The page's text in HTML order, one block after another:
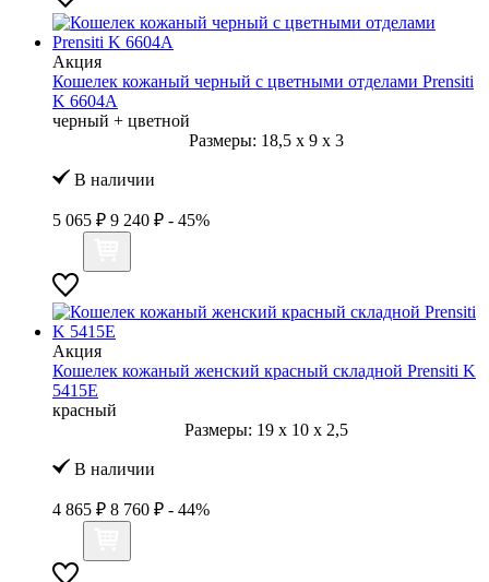
Акция
Кошелек кожаный черный с цветными отделами Prensiti
K 6604А
черный + цветной
Размеры: 18,5 x 9 x 3
В наличии
5 065 ₽ 9 240 ₽ - 45%
Акция
Кошелек кожаный женский красный складной Prensiti K
5415Е
красный
Размеры: 19 x 10 x 2,5
В наличии
4 865 ₽ 8 760 ₽ - 44%